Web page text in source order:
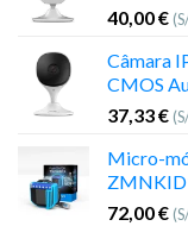
40,00€
Câmara
CMOS
37,33€
Micro-
72,00€